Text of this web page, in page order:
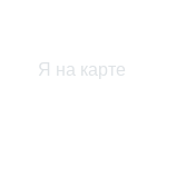
Я на карте